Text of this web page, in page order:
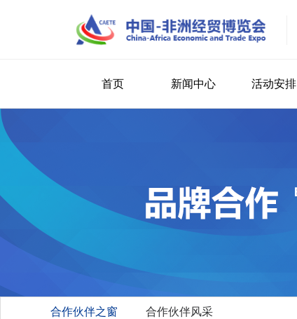
首页 新闻中心 活动安排
合作伙伴之窗 合作伙伴风采